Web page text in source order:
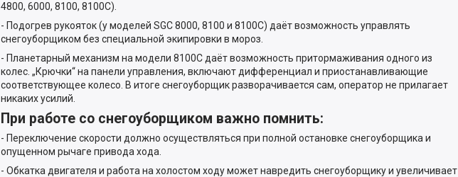
4800, 6000, 8100, 8100C).
- Подогрев рукояток (у моделей SGC 8000, 8100 и 8100C) даёт возможность управлять
снегоуборщиком без специальной экипировки в мороз.
- Планетарный механизм на модели 8100С даёт возможность притормаживания одного из
колес. „Крючки“ на панели управления, включают дифференциал и приостанавливающие
соответствующее колесо. В итоге снегоуборщик разворачивается сам, оператор не прилагает
никаких усилий.
При работе со снегоуборщиком важно помнить:
- Переключение скорости должно осуществляться при полной остановке снегоуборщика и
опущенном рычаге привода хода.
- Обкатка двигателя и работа на холостом ходу может навредить снегоуборщику и увеличивает